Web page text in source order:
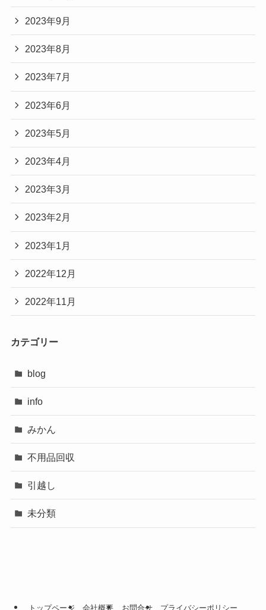
2023年9月
2023年8月
2023年7月
2023年6月
2023年5月
2023年4月
2023年3月
2023年2月
2023年1月
2022年12月
2022年11月
カテゴリー
blog
info
みかん
不用品回収
引越し
未分類
トップページ 会社概要 お問合せ プライバシーポリシー